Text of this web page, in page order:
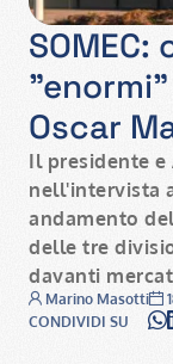
Oscar
Il presidente e
nell'intervista
andamento
delle tre
davanti
Autore:
Marino Masotti
CONDIVIDI SU